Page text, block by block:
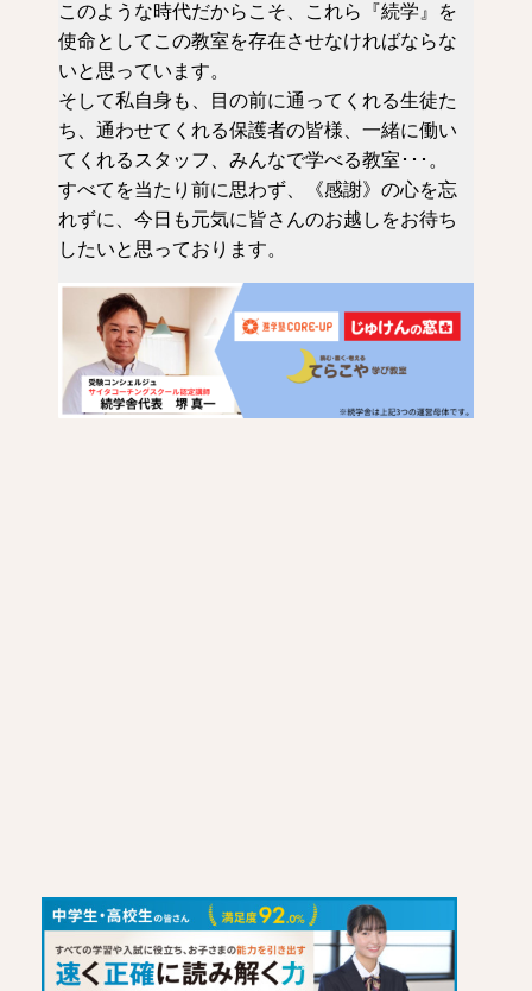
このような時代だからこそ、これら『続学』を
使命としてこの教室を存在させなければならな
いと思っています。
そして私自身も、目の前に通ってくれる生徒た
ち、通わせてくれる保護者の皆様、一緒に働い
てくれるスタッフ、みんなで学べる教室･･･。
すべてを当たり前に思わず、《感謝》の心を忘
れずに、今日も元気に皆さんのお越しをお待ち
したいと思っております。